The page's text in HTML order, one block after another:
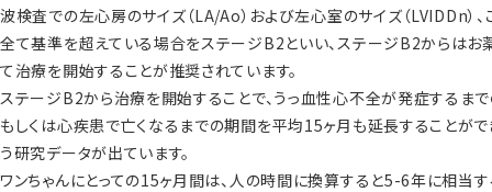
波検査での左心房のサイズ（LA/Ao）および左心室のサイズ（LVIDDn）、
全て基準を超えている場合をステージB2といい、ステージB2からはお
て治療を開始することが推奨されています。
ステージB2から治療を開始することで、うっ血性心不全が発症するま
もしくは心疾患で亡くなるまでの期間を平均15ヶ月も延長することがで
う研究データが出ています。
ワンちゃんにとっての15ヶ月間は、人の時間に換算すると5-6年に相当